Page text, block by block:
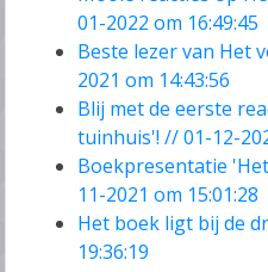
01-2022 om 16:49:45
Beste lezer van Het
2021 om 14:43:56
Blij met de eerste
tuinhuis'! // 01-12-
Boekpresentatie
11-2021 om 15:01:28
Het boek ligt bij de
19:36:19